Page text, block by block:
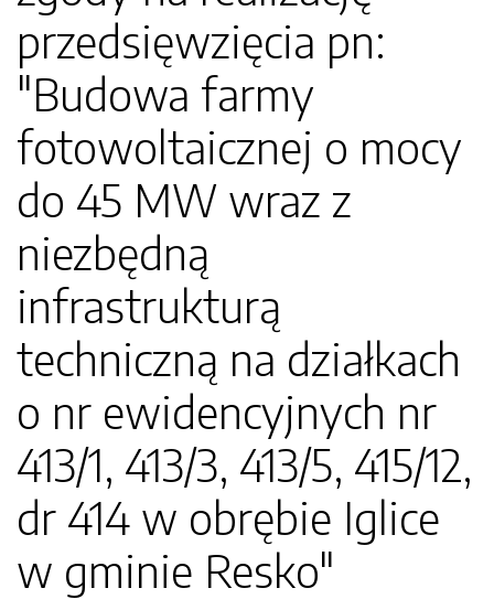
przedsięwzięcia pn:
"Budowa farmy
fotowoltaicznej o mocy
do 45 MW wraz z
niezbędną
infrastrukturą
techniczną na działkach
o nr ewidencyjnych nr
413/1, 413/3, 413/5, 415/12,
dr 414 w obrębie Iglice
w gminie Resko"